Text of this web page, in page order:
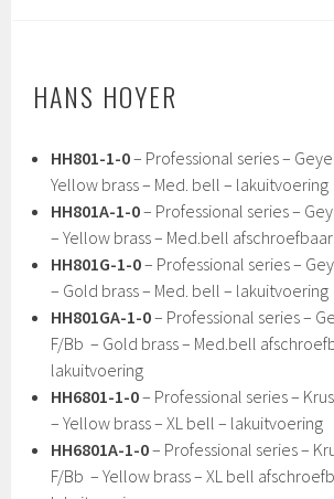
HANS HOYER
HH801-1-0– Professional series –
Yellow brass – Med. bell – lakuitvoering
HH801A-1-0– Professional series –
– Yellow brass – Med.bell
HH801G-1-0– Professional series –
– Gold brass – Med. bell – lakuitvoering
HH801GA-1-0– Professional series –
F/Bb – Gold brass – Med.bell
lakuitvoering
HH6801-1-0– Professional series –
– Yellow brass – XL bell – lakuitvoering
HH6801A-1-0– Professional series –
F/Bb – Yellow brass – XL bell